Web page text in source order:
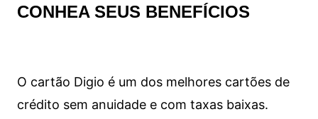
CONHEA SEUS BENEFÍCIOS
O cartão Digio é um dos melhores cartões de
crédito sem anuidade e com taxas baixas.